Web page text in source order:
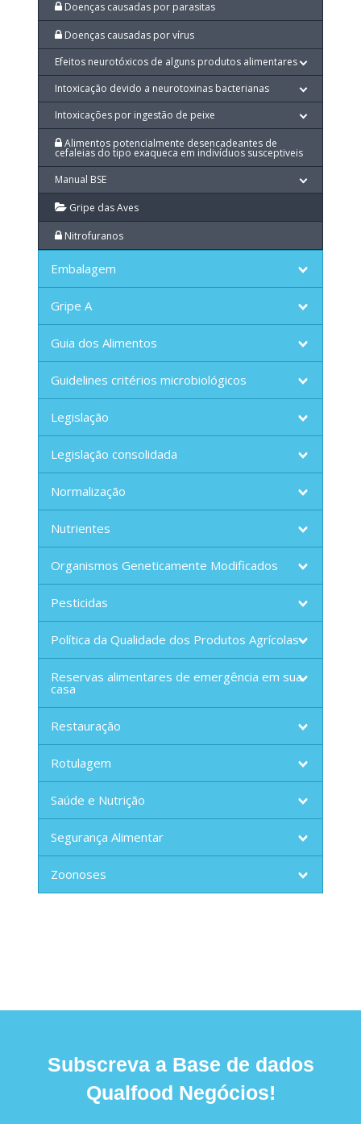
Doenças causadas por parasitas
Doenças causadas por vírus
Efeitos neurotóxicos de alguns produtos alimentares
Intoxicação devido a neurotoxinas bacterianas
Intoxicações por ingestão de peixe
Alimentos potencialmente desencadeantes de
cefaleias do tipo exaqueca em indivíduos susceptiveis
Manual BSE
Gripe das Aves
Nitrofuranos
Embalagem
Gripe A
Guia dos Alimentos
Guidelines critérios microbiológicos
Legislação
Legislação consolidada
Normalização
Nutrientes
Organismos Geneticamente Modificados
Pesticidas
Política da Qualidade dos Produtos Agrícolas
Reservas alimentares de emergência em sua
casa
Restauração
Rotulagem
Saúde e Nutrição
Segurança Alimentar
Zoonoses
Subscreva a Base de dados
Qualfood Negócios!